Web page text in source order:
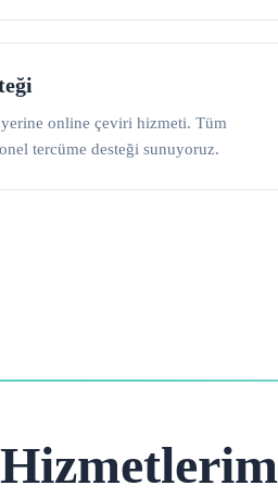
online çeviri hizmeti. Tüm
tercüme desteği sunuyoruz.